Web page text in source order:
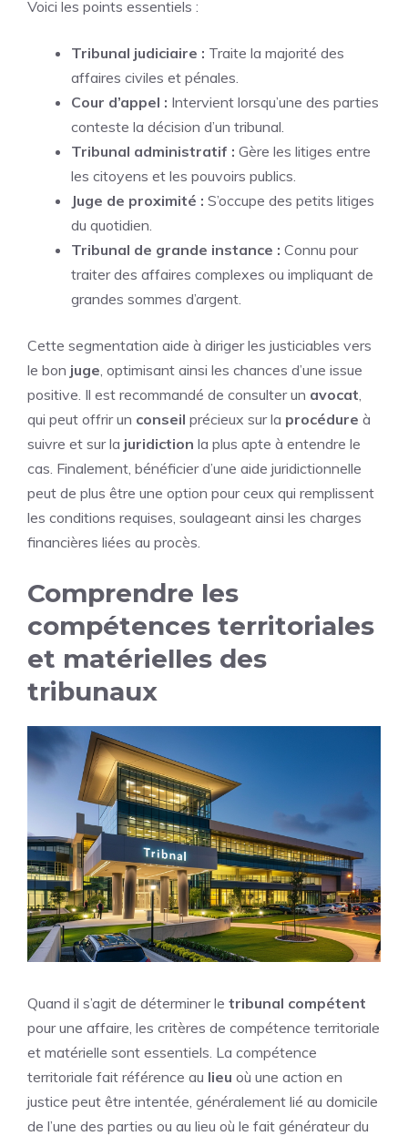
Voici les points essentiels :
Tribunal judiciaire : Traite la majorité des
affaires civiles et pénales.
Cour d’appel : Intervient lorsqu’une des parties
conteste la décision d’un tribunal.
Tribunal administratif : Gère les litiges entre
les citoyens et les pouvoirs publics.
Juge de proximité : S’occupe des petits litiges
du quotidien.
Tribunal de grande instance : Connu pour
traiter des affaires complexes ou impliquant de
grandes sommes d’argent.
Cette segmentation aide à diriger les justiciables vers
le bon juge, optimisant ainsi les chances d’une issue
positive. Il est recommandé de consulter un avocat,
qui peut offrir un conseil précieux sur la procédure à
suivre et sur la juridiction la plus apte à entendre le
cas. Finalement, bénéficier d’une aide juridictionnelle
peut de plus être une option pour ceux qui remplissent
les conditions requises, soulageant ainsi les charges
financières liées au procès.
Comprendre les
compétences territoriales
et matérielles des
tribunaux
Quand il s’agit de déterminer le tribunal compétent
pour une affaire, les critères de compétence territoriale
et matérielle sont essentiels. La compétence
territoriale fait référence au lieu où une action en
justice peut être intentée, généralement lié au domicile
de l’une des parties ou au lieu où le fait générateur du